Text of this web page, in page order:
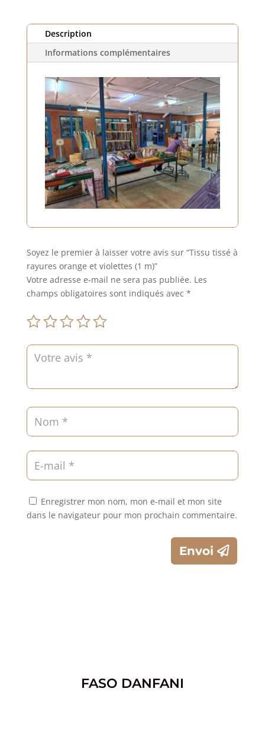
Description
Informations complémentaires
Soyez le premier à laisser votre avis sur “Tissu tissé à
rayures orange et violettes (1 m)”
Votre adresse e-mail ne sera pas publiée. Les
champs obligatoires sont indiqués avec *
Enregistrer mon nom, mon e-mail et mon site
dans le navigateur pour mon prochain commentaire.
Envoi
FASO DANFANI